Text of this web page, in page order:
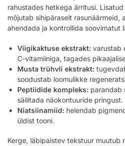
rahustades hetkega ärritusi. Lisatud
mõjutab sihipäraselt rasunäärmeid,
ahendada ja kontrollida soovimatut
Viigikaktuse ekstrakt: varustab
C-vitamiiniga, tagades
Musta trühvli ekstrakt:
soodustab loomulikke
Peptiidide kompleks: parandab
säilitada näokontuuride pringust.
Niatsiinamiid: helendab
üldist tooni.
Kerge, läbipaistev tekstuur muutub